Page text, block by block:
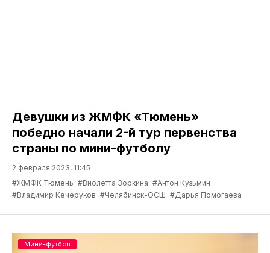
Девушки из ЖМФК «Тюмень»
победно начали 2-й тур первенства
страны по мини-футболу
2 февраля 2023, 11:45
#ЖМФК Тюмень #Виолетта Зоркина #Антон Кузьмин
#Владимир Кечеруков #Челябинск-ОСШ #Дарья Помогаева
Мини-футбол